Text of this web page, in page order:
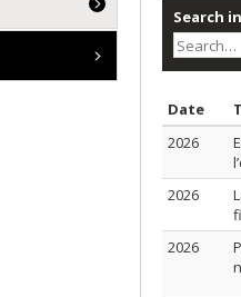
Search
Date
2026
2026
2026